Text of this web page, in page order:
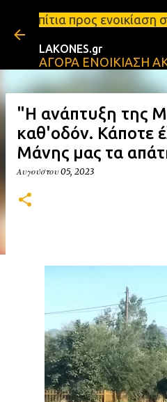
Μετάβαση στο
στη Σπάρτη
LAKONES.gr
ΑΓΟΡΑ ΕΝΟΙΚΙΑΣΗ
"Η ανάπτυξη της
καθ'οδόν. Κάποτε
Μάνης μας τα
Αυγούστου 05, 2023